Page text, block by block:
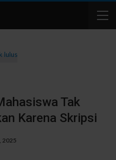
Tak
Karena Skripsi
2025